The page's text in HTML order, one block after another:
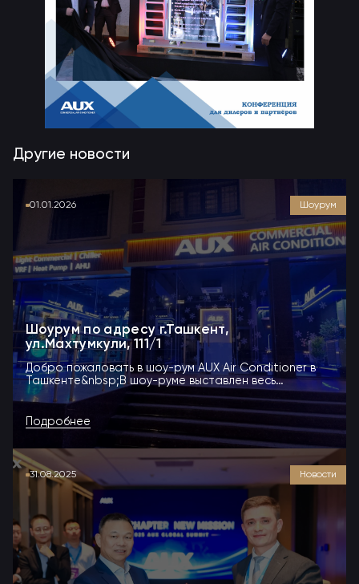
Другие новости
01.01.2026 Шоурум
Шоурум по адресу г.Ташкент,
ул.Махтумкули, 111/1
Добро пожаловать в шоу-рум AUX Air Conditioner в
Ташкенте&nbsp;В шоу-руме выставлен весь
модельный р...
Подробнее
31.08.2025 Новости